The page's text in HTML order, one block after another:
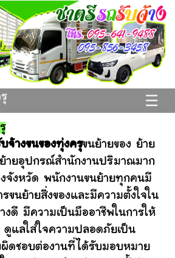
☰
จ้างขนของทุ่งครุขนย้ายของ ย้าย
ายอุปกรณ์สำนักงานปริมาณมาก
จังหวัด พนักงานขนย้ายทุกคนมี
ขนย้ายสิ่งของและมีความตั้งใจใน
งดี มีความเป็นมืออาชีพในการให้
ดูแลใส่ใจความปลอดภัยเป็น
ดชอบต่องานที่ได้รับมอบหมาย